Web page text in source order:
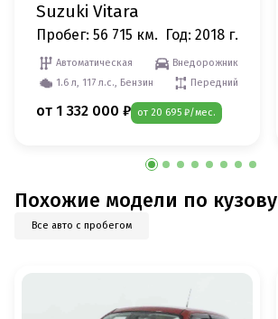
Suzuki Vitara
Пробег: 56 715 км. Год: 2018 г.
Автоматическая
Внедорожник
1.6 л, 117 л.с., Бензин
Передний
от 1 332 000 ₽ от 20 695 ₽/мес.
Похожие модели по кузову
Все авто с пробегом